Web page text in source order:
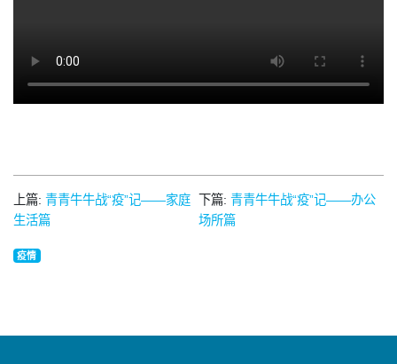
上篇: 青青牛牛战“疫”记——家庭
生活篇
下篇: 青青牛牛战“疫”记——办公
场所篇
疫情